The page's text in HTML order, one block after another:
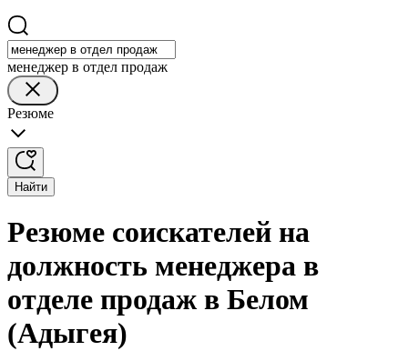
менеджер в отдел продаж
Резюме
Найти
Резюме соискателей на
должность менеджера в
отделе продаж в Белом
(Адыгея)